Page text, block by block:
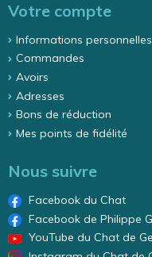
Votre compte
Informations personnelles
Commandes
Avoirs
Adresses
Bons de réduction
Mes points de fidélité
Nous suivre
Facebook du Chat
Facebook de Philippe
YouTube du Chat de